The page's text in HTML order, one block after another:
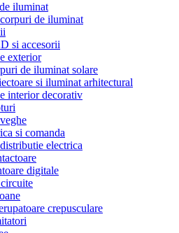
iluminat
de iluminat
si accesorii
exterior
de iluminat solare
si iluminat arhitectural
interior decorativ
si comanda
electrica
digitale
crepusculare